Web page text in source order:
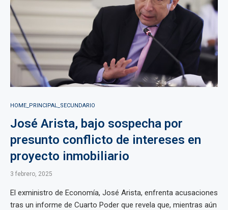
HOME_PRINCIPAL_SECUNDARIO
José Arista, bajo sospecha por
presunto conflicto de intereses en
proyecto inmobiliario
3 febrero, 2025
El exministro de Economía, José Arista, enfrenta acusaciones
tras un informe de Cuarto Poder que revela que, mientras aún